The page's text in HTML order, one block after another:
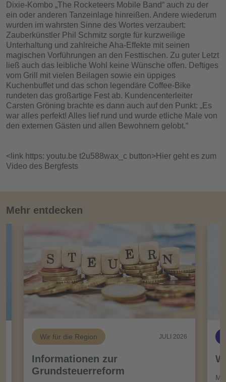
Dixie-Kombo „The Rocketeers Mobile Band“ auch zu der
ein oder anderen Tanzeinlage hinreißen. Andere wiederum
wurden im wahrsten Sinne des Wortes verzaubert:
Zauberkünstler Phil Schmitz sorgte für kurzweilige
Unterhaltung und zahlreiche Aha-Effekte mit seinen
magischen Vorführungen an den Festtischen. Zu guter Letzt
ließ auch das leibliche Wohl keine Wünsche offen. Deftiges
vom Grill mit vielen Beilagen sowie ein üppiges
Kuchenbuffet und das schon legendäre Coffee-Bike
rundeten das großartige Fest ab. Kundencenterleiter
Carsten Gröning brachte es dann auch auf den Punkt: „Es
war alles perfekt! Alles lief rund und wurde etliche Male von
den externen Gästen und allen Bewohnern gelobt.“
<link https: youtu.be t2u588wax_c button>Hier geht es zum
Video des Bergfests
Mehr entdecken
Wir für die Region JULI 2026
Informationen zur
Grundsteuerreform